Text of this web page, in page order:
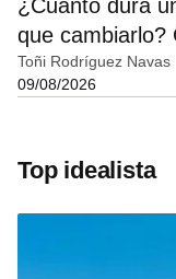
¿Cuánto dura
que cambiarlo?
Toñi Rodríguez Navas
09/08/2026
Top idealista